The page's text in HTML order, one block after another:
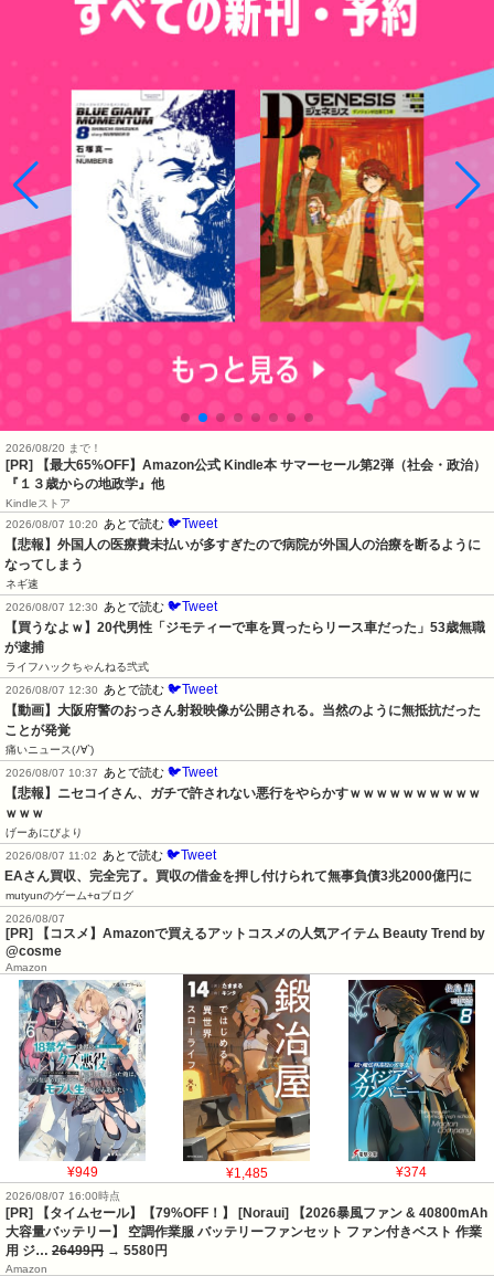
2026/08/20 まで！
[PR]
【最大65%OFF】Amazon公式 Kindle本 サマーセール第2弾（社会・政治）
『１３歳からの地政学』他
Kindleストア
2026/08/07 10:20
あとで読む 🐦Tweet
【悲報】外国人の医療費未払いが多すぎたので病院が外国人の治療を断るように
なってしまう
ネギ速
2026/08/07 12:30
あとで読む 🐦Tweet
【買うなよｗ】20代男性「ジモティーで車を買ったらリース車だった」53歳無職
が逮捕
ライフハックちゃんねる弐式
2026/08/07 12:30
あとで読む 🐦Tweet
【動画】大阪府警のおっさん射殺映像が公開される。当然のように無抵抗だった
ことが発覚
痛いニュース(ﾉ∀`)
2026/08/07 10:37
あとで読む 🐦Tweet
【悲報】ニセコイさん、ガチで許されない悪行をやらかすｗｗｗｗｗｗｗｗｗｗ
ｗｗｗ
げーあにびより
2026/08/07 11:02
あとで読む 🐦Tweet
EAさん買収、完全完了。買収の借金を押し付けられて無事負債3兆2000億円に
mutyunのゲーム+αブログ
2026/08/07
[PR] 【コスメ】Amazonで買えるアットコスメの人気アイテム Beauty Trend by
@cosme
Amazon
¥949 ¥1,485 ¥374
2026/08/07 16:00時点
[PR] 【タイムセール】【79%OFF！】 [Noraui] 【2026暴風ファン & 40800mAh
大容量バッテリー】 空調作業服 バッテリーファンセット ファン付きベスト 作業
用 ジ… 26499円 → 5580円
Amazon